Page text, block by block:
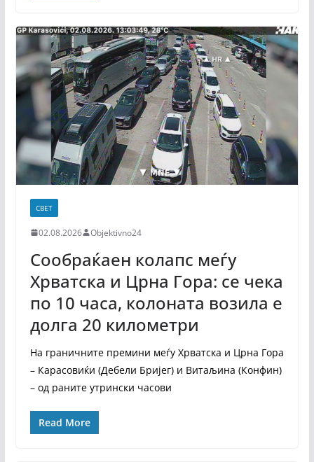
СВЕТ
02.08.2026 Objektivno24
Сообраќаен колапс меѓу
Хрватска и Црна Гора: се чека
по 10 часа, колоната возила е
долга 20 километри
На граничните премини меѓу Хрватска и Црна Гора
– Карасовиќи (Дебели Бријег) и Витаљина (Конфин)
– од раните утрински часови
Read More